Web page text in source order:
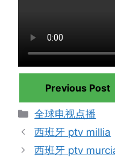
Previous Post
Categories
全球电视点播
西班牙 ptv millia
西班牙 ptv